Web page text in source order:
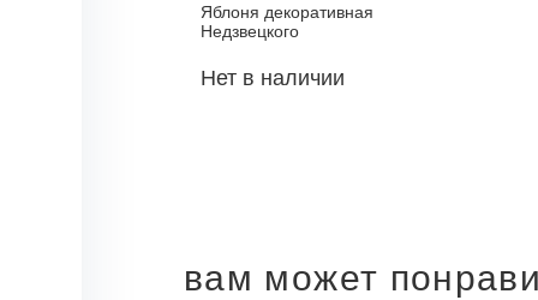
Яблоня декоративная
Недзвецкого
Нет в наличии
вам может